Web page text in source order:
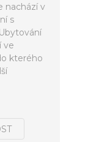
nachází v
s
ve
kterého